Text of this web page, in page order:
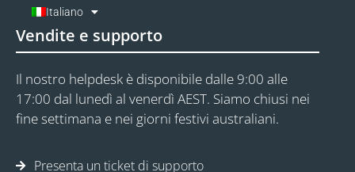
Italiano
Vendite e supporto
Il nostro helpdesk è disponibile dalle 9:00 alle
17:00 dal lunedì al venerdì AEST. Siamo chiusi nei
fine settimana e nei giorni festivi australiani.
Presenta un ticket di supporto